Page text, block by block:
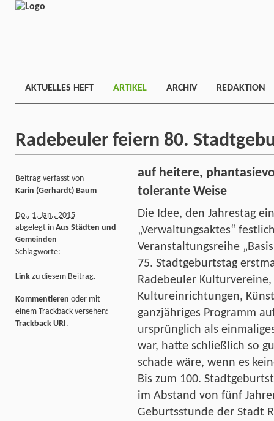
AKTUELLES HEFT ARTIKEL ARCHIV REDAKTION
Radebeuler feiern 80.
auf heitere,
tolerante Weise
Die Idee, den Jahrestag
„Verwaltungsaktes“
Veranstaltungsreihe
75. Stadtgeburtstag
Radebeuler
Kultureinrichtungen,
ganzjähriges Programm
ursprünglich als
war, hatte schließlich so
schade wäre, wenn es
Bis zum 100.
im Abstand von fünf
Geburtsstunde der Stadt
Beitrag verfasst von
Karin (Gerhardt) Baum
Do., 1. Jan.. 2015
abgelegt in Aus Städten und
Gemeinden
Schlagworte:
Link zu diesem Beitrag.
Kommentieren oder mit
einem Trackback versehen:
Trackback URI.